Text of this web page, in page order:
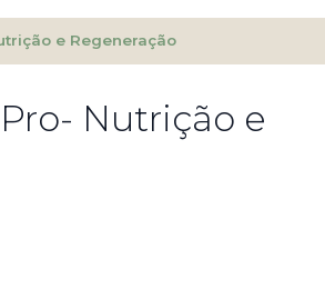
e Regeneração
Nutrição e